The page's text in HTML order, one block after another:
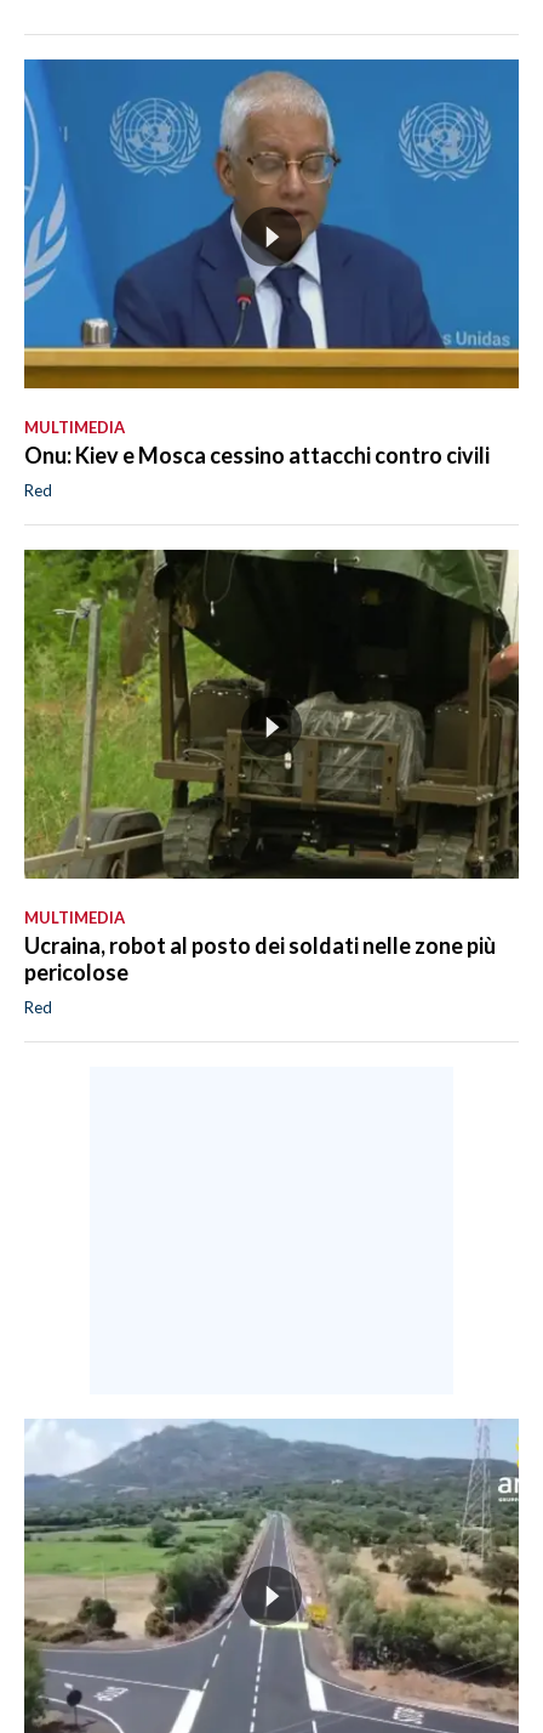
MULTIMEDIA
Onu: Kiev e Mosca cessino attacchi contro civili
Red
MULTIMEDIA
Ucraina, robot al posto dei soldati nelle zone più
pericolose
Red